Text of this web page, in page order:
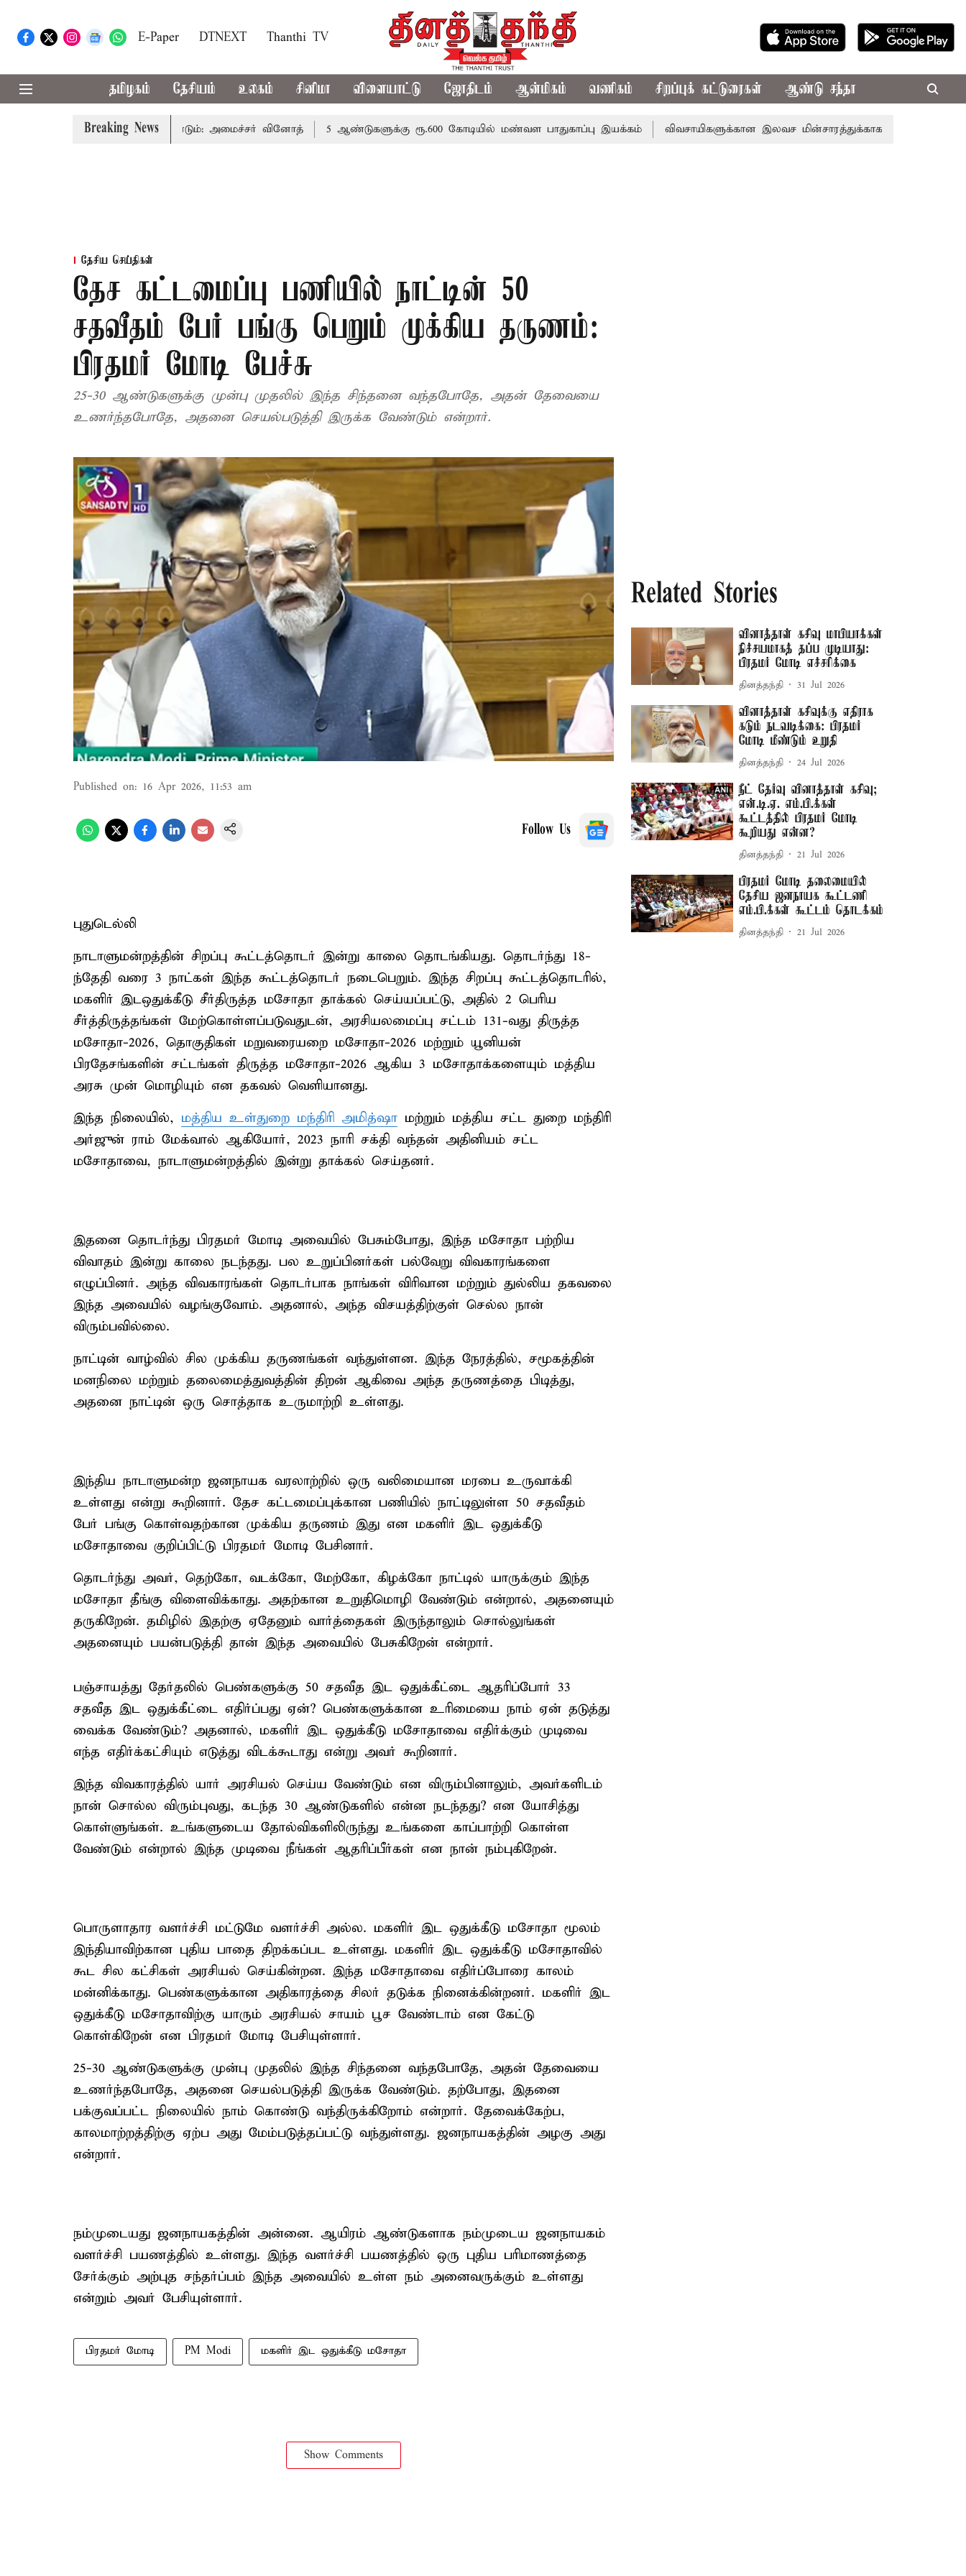
E-Paper DTNEXT Thanthi TV
தமிழகம் தேசியம் உலகம் சினிமா விளையாட்டு ஜோதிடம் ஆன்மிகம் வணிகம் சிறப்புக் கட்டுரைகள் ஆண்டு சந்தா
Breaking News
தவிர்க்க வேண்டும்: அமைச்சர் வினோத் 5 ஆண்டுகளுக்கு ரூ.600 கோடியில் மண்வள பாதுகாப்பு இயக்கம் விவசாயிகளுக்கான இலவச மின்சாரத்துக்காக ரூ.7,432 கோடி
தேசிய செய்திகள்
தேச கட்டமைப்பு பணியில் நாட்டின் 50
சதவீதம் பேர் பங்கு பெறும் முக்கிய தருணம்:
பிரதமர் மோடி பேச்சு
25-30 ஆண்டுகளுக்கு முன்பு முதலில் இந்த சிந்தனை வந்தபோதே, அதன் தேவையை
உணர்ந்தபோதே, அதனை செயல்படுத்தி இருக்க வேண்டும் என்றார்.
Published on: 16 Apr 2026, 11:53 am
Follow Us
புதுடெல்லி
நாடாளுமன்றத்தின் சிறப்பு கூட்டத்தொடர் இன்று காலை தொடங்கியது. தொடர்ந்து 18-
ந்தேதி வரை 3 நாட்கள் இந்த கூட்டத்தொடர் நடைபெறும். இந்த சிறப்பு கூட்டத்தொடரில்,
மகளிர் இடஒதுக்கீடு சீர்திருத்த மசோதா தாக்கல் செய்யப்பட்டு, அதில் 2 பெரிய
சீர்த்திருத்தங்கள் மேற்கொள்ளப்படுவதுடன், அரசியலமைப்பு சட்டம் 131-வது திருத்த
மசோதா-2026, தொகுதிகள் மறுவரையறை மசோதா-2026 மற்றும் யூனியன்
பிரதேசங்களின் சட்டங்கள் திருத்த மசோதா-2026 ஆகிய 3 மசோதாக்களையும் மத்திய
அரசு முன் மொழியும் என தகவல் வெளியானது.
இந்த நிலையில், மத்திய உள்துறை மந்திரி அமித்ஷா மற்றும் மத்திய சட்ட துறை மந்திரி
அர்ஜுன் ராம் மேக்வால் ஆகியோர், 2023 நாரி சக்தி வந்தன் அதினியம் சட்ட
மசோதாவை, நாடாளுமன்றத்தில் இன்று தாக்கல் செய்தனர்.
இதனை தொடர்ந்து பிரதமர் மோடி அவையில் பேசும்போது, இந்த மசோதா பற்றிய
விவாதம் இன்று காலை நடந்தது. பல உறுப்பினர்கள் பல்வேறு விவகாரங்களை
எழுப்பினர். அந்த விவகாரங்கள் தொடர்பாக நாங்கள் விரிவான மற்றும் துல்லிய தகவலை
இந்த அவையில் வழங்குவோம். அதனால், அந்த விசயத்திற்குள் செல்ல நான்
விரும்பவில்லை.
நாட்டின் வாழ்வில் சில முக்கிய தருணங்கள் வந்துள்ளன. இந்த நேரத்தில், சமூகத்தின்
மனநிலை மற்றும் தலைமைத்துவத்தின் திறன் ஆகிவை அந்த தருணத்தை பிடித்து,
அதனை நாட்டின் ஒரு சொத்தாக உருமாற்றி உள்ளது.
இந்திய நாடாளுமன்ற ஜனநாயக வரலாற்றில் ஒரு வலிமையான மரபை உருவாக்கி
உள்ளது என்று கூறினார். தேச கட்டமைப்புக்கான பணியில் நாட்டிலுள்ள 50 சதவீதம்
பேர் பங்கு கொள்வதற்கான முக்கிய தருணம் இது என மகளிர் இட ஒதுக்கீடு
மசோதாவை குறிப்பிட்டு பிரதமர் மோடி பேசினார்.
தொடர்ந்து அவர், தெற்கோ, வடக்கோ, மேற்கோ, கிழக்கோ நாட்டில் யாருக்கும் இந்த
மசோதா தீங்கு விளைவிக்காது. அதற்கான உறுதிமொழி வேண்டும் என்றால், அதனையும்
தருகிறேன். தமிழில் இதற்கு ஏதேனும் வார்த்தைகள் இருந்தாலும் சொல்லுங்கள்
அதனையும் பயன்படுத்தி தான் இந்த அவையில் பேசுகிறேன் என்றார்.
பஞ்சாயத்து தேர்தலில் பெண்களுக்கு 50 சதவீத இட ஒதுக்கீட்டை ஆதரிப்போர் 33
சதவீத இட ஒதுக்கீட்டை எதிர்ப்பது ஏன்? பெண்களுக்கான உரிமையை நாம் ஏன் தடுத்து
வைக்க வேண்டும்? அதனால், மகளிர் இட ஒதுக்கீடு மசோதாவை எதிர்க்கும் முடிவை
எந்த எதிர்க்கட்சியும் எடுத்து விடக்கூடாது என்று அவர் கூறினார்.
இந்த விவகாரத்தில் யார் அரசியல் செய்ய வேண்டும் என விரும்பினாலும், அவர்களிடம்
நான் சொல்ல விரும்புவது, கடந்த 30 ஆண்டுகளில் என்ன நடந்தது? என யோசித்து
கொள்ளுங்கள். உங்களுடைய தோல்விகளிலிருந்து உங்களை காப்பாற்றி கொள்ள
வேண்டும் என்றால் இந்த முடிவை நீங்கள் ஆதரிப்பீர்கள் என நான் நம்புகிறேன்.
பொருளாதார வளர்ச்சி மட்டுமே வளர்ச்சி அல்ல. மகளிர் இட ஒதுக்கீடு மசோதா மூலம்
இந்தியாவிற்கான புதிய பாதை திறக்கப்பட உள்ளது. மகளிர் இட ஒதுக்கீடு மசோதாவில்
கூட சில கட்சிகள் அரசியல் செய்கின்றன. இந்த மசோதாவை எதிர்ப்போரை காலம்
மன்னிக்காது. பெண்களுக்கான அதிகாரத்தை சிலர் தடுக்க நினைக்கின்றனர். மகளிர் இட
ஒதுக்கீடு மசோதாவிற்கு யாரும் அரசியல் சாயம் பூச வேண்டாம் என கேட்டு
கொள்கிறேன் என பிரதமர் மோடி பேசியுள்ளார்.
25-30 ஆண்டுகளுக்கு முன்பு முதலில் இந்த சிந்தனை வந்தபோதே, அதன் தேவையை
உணர்ந்தபோதே, அதனை செயல்படுத்தி இருக்க வேண்டும். தற்போது, இதனை
பக்குவப்பட்ட நிலையில் நாம் கொண்டு வந்திருக்கிறோம் என்றார். தேவைக்கேற்ப,
காலமாற்றத்திற்கு ஏற்ப அது மேம்படுத்தப்பட்டு வந்துள்ளது. ஜனநாயகத்தின் அழகு அது
என்றார்.
நம்முடையது ஜனநாயகத்தின் அன்னை. ஆயிரம் ஆண்டுகளாக நம்முடைய ஜனநாயகம்
வளர்ச்சி பயணத்தில் உள்ளது. இந்த வளர்ச்சி பயணத்தில் ஒரு புதிய பரிமாணத்தை
சேர்க்கும் அற்புத சந்தர்ப்பம் இந்த அவையில் உள்ள நம் அனைவருக்கும் உள்ளது
என்றும் அவர் பேசியுள்ளார்.
பிரதமர் மோடி PM Modi மகளிர் இட ஒதுக்கீடு மசோதா
Show Comments
Related Stories
வினாத்தாள் கசிவு மாபியாக்கள்
நிச்சயமாகத் தப்ப முடியாது:
பிரதமர் மோடி எச்சரிக்கை
தினத்தந்தி 31 Jul 2026
வினாத்தாள் கசிவுக்கு எதிராக
கடும் நடவடிக்கை: பிரதமர்
மோடி மீண்டும் உறுதி
தினத்தந்தி 24 Jul 2026
நீட் தேர்வு வினாத்தாள் கசிவு;
என்.டி.ஏ. எம்.பி.க்கள்
கூட்டத்தில் பிரதமர் மோடி
கூறியது என்ன?
தினத்தந்தி 21 Jul 2026
பிரதமர் மோடி தலைமையில்
தேசிய ஜனநாயக கூட்டணி
எம்.பி.க்கள் கூட்டம் தொடக்கம்
தினத்தந்தி 21 Jul 2026